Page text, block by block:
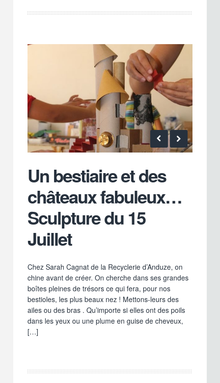
Un bestiaire et des
châteaux fabuleux…
Sculpture du 15
Juillet
Chez Sarah Cagnat de la Recyclerie d’Anduze, on
chine avant de créer. On cherche dans ses grandes
boîtes pleines de trésors ce qui fera, pour nos
bestioles, les plus beaux nez ! Mettons-leurs des
ailes ou des bras . Qu’importe si elles ont des poils
dans les yeux ou une plume en guise de cheveux,
[…]